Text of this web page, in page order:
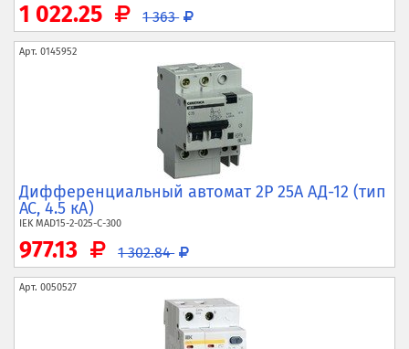
1 022.25 1 363
Арт. 0145952
Дифференциальный автомат 2P 25А АД-12 (тип
AC, 4.5 кА)
IEKMAD15-2-025-C-300
977.13 1 302.84
Арт. 0050527